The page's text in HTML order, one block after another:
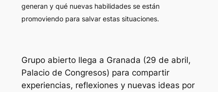
generan y qué nuevas habilidades se están
promoviendo para salvar estas situaciones.
Grupo abierto llega a Granada (29 de abril,
Palacio de Congresos) para compartir
experiencias, reflexiones y nuevas ideas por